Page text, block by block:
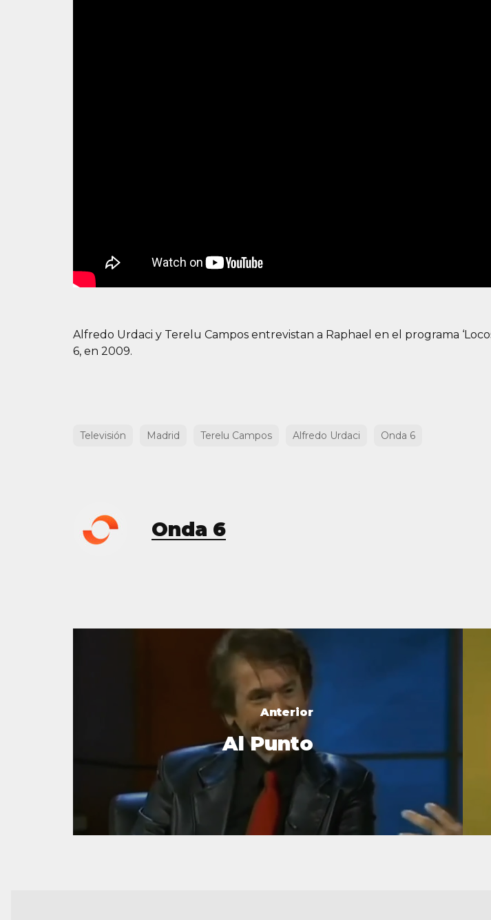
Alfredo Urdaci y Terelu Campos entrevistan a Raphael en el programa
6, en 2009.
Televisión Madrid Terelu Campos Alfredo Urdaci Onda 6
Onda 6
Anterior
Al Punto